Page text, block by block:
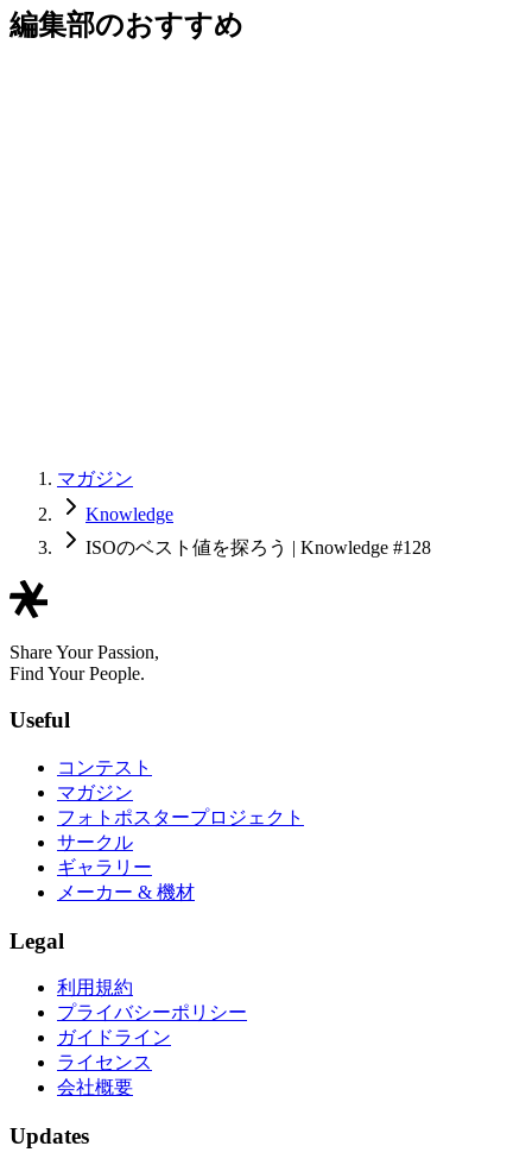
編集部のおすすめ
マガジン
Knowledge
ISOのベスト値を探ろう | Knowledge #128
Share Your Passion,
Find Your People.
Useful
コンテスト
マガジン
フォトポスタープロジェクト
サークル
ギャラリー
メーカー & 機材
Legal
利用規約
プライバシーポリシー
ガイドライン
ライセンス
会社概要
Updates